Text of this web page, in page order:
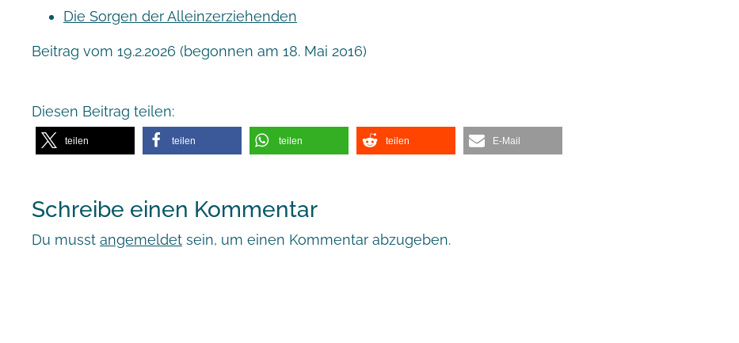
Die Sorgen der Alleinzerziehenden
Beitrag vom 19.2.2026 (begonnen am 18. Mai 2016)
Diesen Beitrag teilen:
teilen teilen teilen teilen E-Mail
Schreibe einen Kommentar
Du musst angemeldet sein, um einen Kommentar abzugeben.